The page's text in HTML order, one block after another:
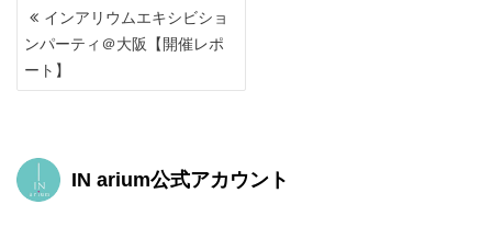
投
稿
ナ
ビ
シ
ョ
ン
インアリウムエキシビショ
ンパーティ＠大阪【開催レポ
ート】
IN arium公式アカウント